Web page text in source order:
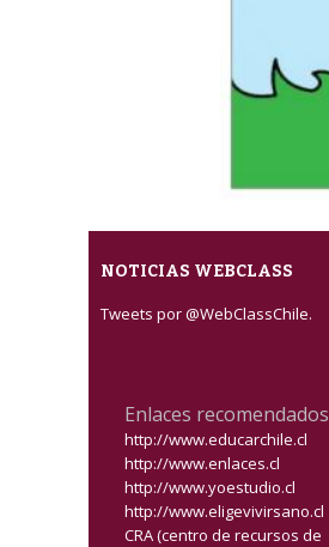
NOTICIAS WEBCLASS
Tweets por @WebClassChile.
Enlaces recomendados
http://www.educarchile.cl
http://www.enlaces.cl
http://www.yoestudio.cl
http://www.eligevivirsano.cl
CRA (centro de recursos de